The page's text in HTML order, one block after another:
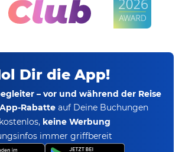
Dir die App!
– vor und während der Reise
Rabatte auf Deine Buchungen
keine Werbung
immer griffbereit